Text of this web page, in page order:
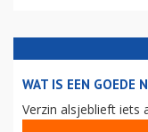
WAT IS EEN GOEDE
Verzin alsjeblieft iets